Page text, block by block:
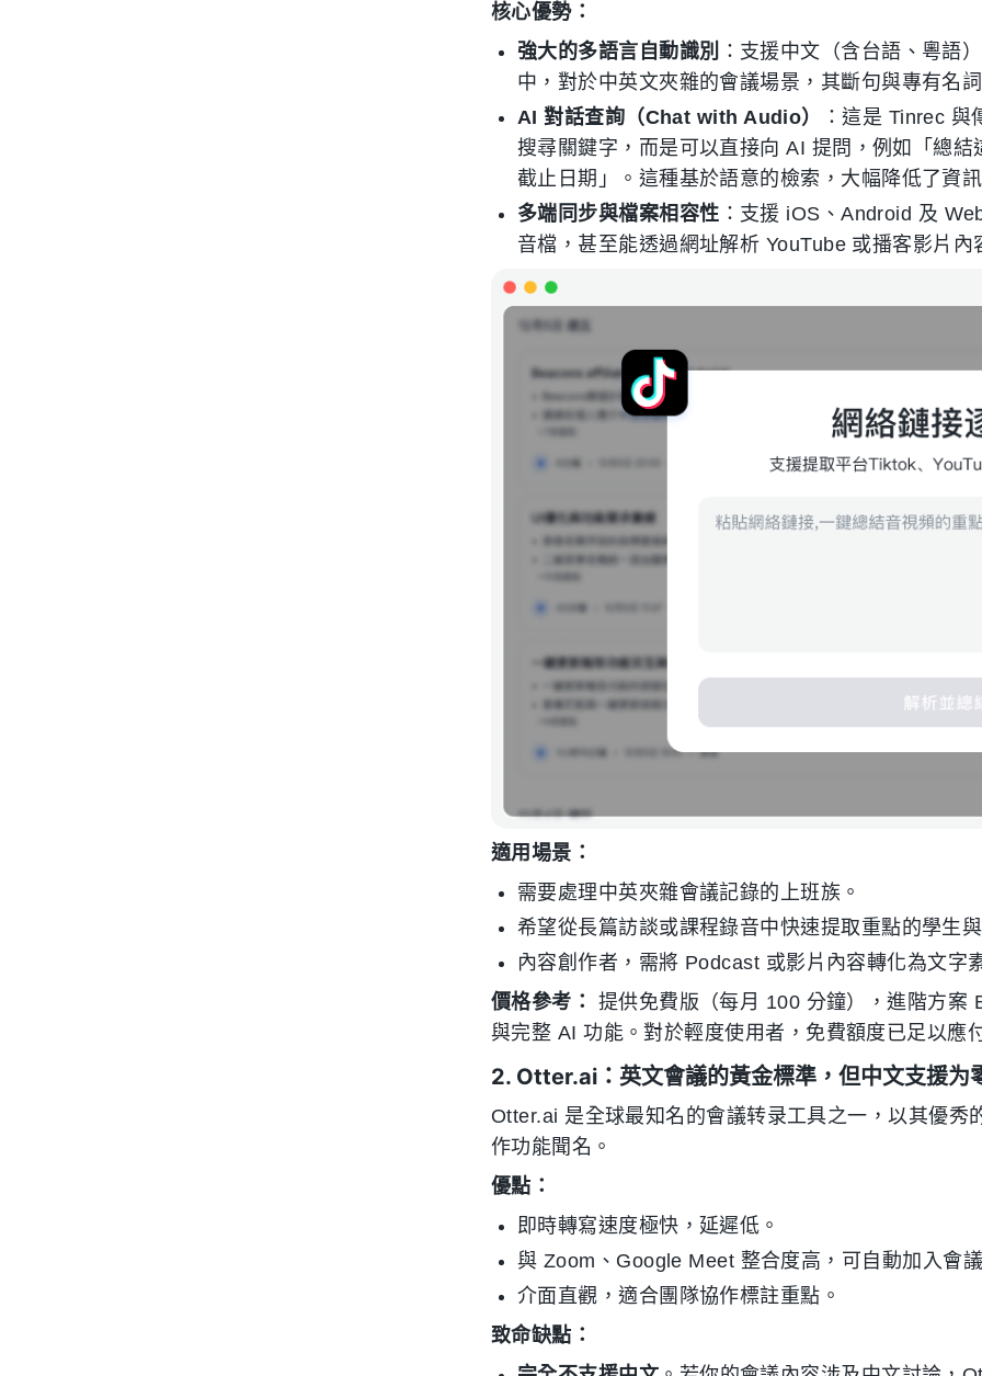
核心優勢：
強大的多語言自動識別
：支援中文（含台語、粵語
中，對於中英文夾雜的會議場景，其斷句與專有名
AI 對話查詢（Chat with Audio）
：這是 Tinrec
搜尋關鍵字，而是可以直接向 AI 提問，例如「總
截止日期」。這種基於語意的檢索，大幅降低了資
多端同步與檔案相容性 ：支援 iOS、Android 及
音檔，甚至能透過網址解析 YouTube 或播客影片
適用場景：
需要處理中英夾雜會議記錄的上班族。
希望從長篇訪談或課程錄音中快速提取重點的學生
內容創作者，需將 Podcast 或影片內容轉化為文字
價格參考：
提供免費版（每月 100 分鐘），進階方
與完整 AI 功能。對於輕度使用者，免費額度已足以應
2. Otter.ai：英文會議的黃金標準，但中文支援为
Otter.ai 是全球最知名的會議转录工具之一，以其優
作功能聞名。
優點：
即時轉寫速度極快，延遲低。
與 Zoom、Google Meet 整合度高，可自動加入會
介面直觀，適合團隊協作標註重點。
致命缺點：